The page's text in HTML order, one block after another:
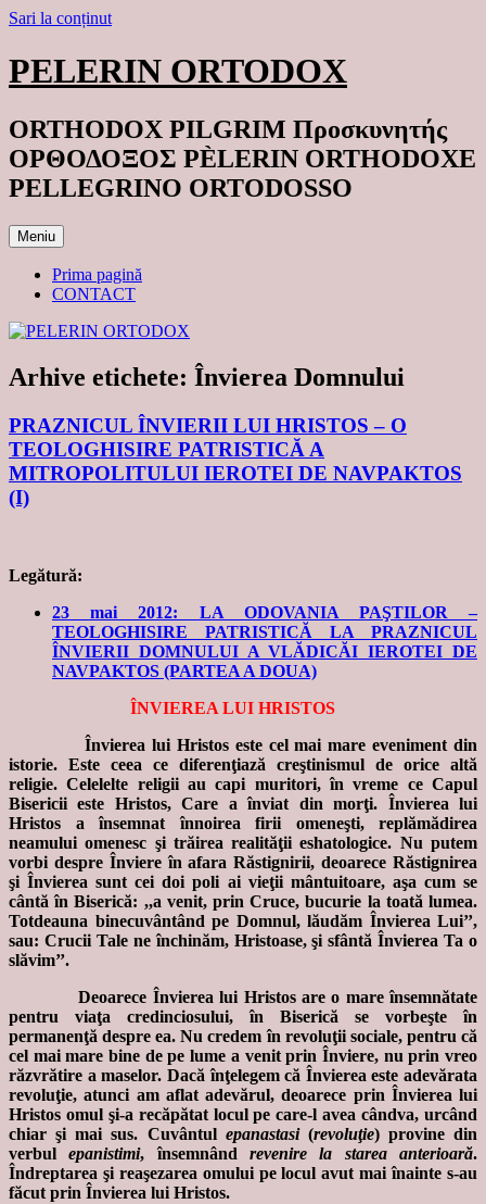
Sari la conținut
PELERIN ORTODOX
ORTHODOX PILGRIM Προσκυνητής
ΟΡΘΟΔΟΞΟΣ PÈLERIN ORTHODOXE
PELLEGRINO ORTODOSSO
Meniu
Prima pagină
CONTACT
Arhive etichete: Învierea Domnului
PRAZNICUL ÎNVIERII LUI HRISTOS – O
TEOLOGHISIRE PATRISTICĂ A
MITROPOLITULUI IEROTEI DE NAVPAKTOS
(I)
Legătură:
23 mai 2012: LA ODOVANIA PAŞTILOR –
TEOLOGHISIRE PATRISTICĂ LA PRAZNICUL
ÎNVIERII DOMNULUI A VLĂDICĂI IEROTEI DE
NAVPAKTOS (PARTEA A DOUA)
ÎNVIEREA LUI HRISTOS
Învierea lui Hristos este cel mai mare eveniment din
istorie. Este ceea ce diferenţiază creştinismul de orice altă
religie. Celelelte religii au capi muritori, în vreme ce Capul
Bisericii este Hristos, Care a înviat din morţi. Învierea lui
Hristos a însemnat înnoirea firii omeneşti, replămădirea
neamului omenesc şi trăirea realităţii eshatologice. Nu putem
vorbi despre Înviere în afara Răstignirii, deoarece Răstignirea
şi Învierea sunt cei doi poli ai vieţii mântuitoare, aşa cum se
cântă în Biserică: ,,a venit, prin Cruce, bucurie la toată lumea.
Totdeauna binecuvântând pe Domnul, lăudăm Învierea Lui’’,
sau: Crucii Tale ne închinăm, Hristoase, şi sfântă Învierea Ta o
slăvim’’.
Deoarece Învierea lui Hristos are o mare însemnătate
pentru viaţa credinciosului, în Biserică se vorbeşte în
permanenţă despre ea. Nu credem în revoluţii sociale, pentru că
cel mai mare bine de pe lume a venit prin Înviere, nu prin vreo
răzvrătire a maselor. Dacă înţelegem că Învierea este adevărata
revoluţie, atunci am aflat adevărul, deoarece prin Învierea lui
Hristos omul şi-a recăpătat locul pe care-l avea cândva, urcând
chiar şi mai sus. Cuvântul epanastasi(revoluţie) provine din
verbulepanistimi, însemnândrevenire la starea anterioară.
Îndreptarea şi reaşezarea omului pe locul avut mai înainte s-au
făcut prin Învierea lui Hristos.